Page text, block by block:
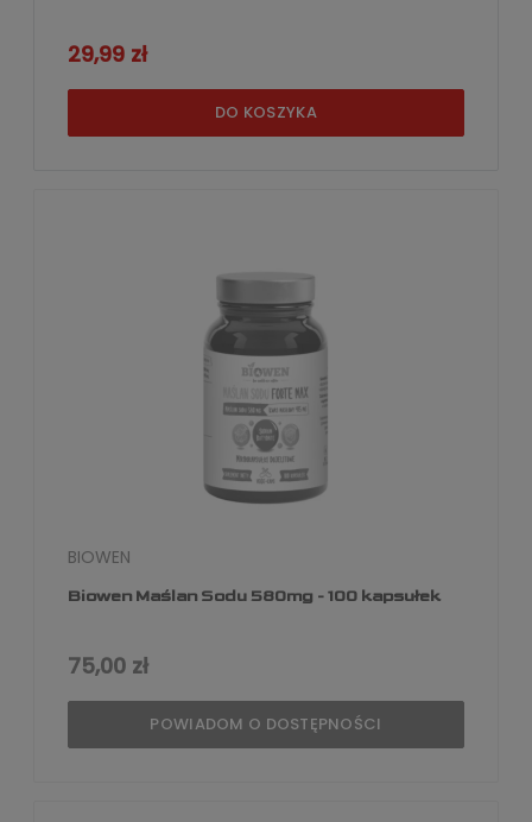
29,99 zł
DO KOSZYKA
Biowen Maślan Sodu 580mg - 100 kapsułek
BIOWEN
75,00 zł
POWIADOM O DOSTĘPNOŚCI